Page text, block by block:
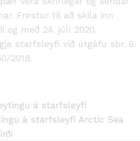
Frestur til að skila inn
og með 24. júlí 2020.
starfsleyfi við útgáfu sbr. 6.
2018.
á starfsleyfi
á starfsleyfi Arctic Sea